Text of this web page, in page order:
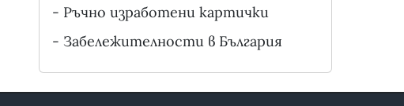
- Ръчно изработени картички
- Забележителности в България